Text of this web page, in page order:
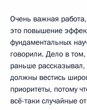
Очень важная
это повышение
фундаментальных
говорили. Дело в
раньше рассказывал,
должны вестись
приоритеты, потому
всё-таки случайные